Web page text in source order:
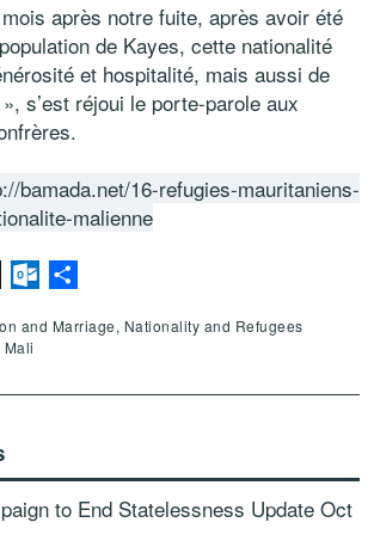
après notre fuite, après avoir été
de Kayes, cette nationalité
et hospitalité, mais aussi de
s’est réjoui le porte-parole aux
bamada.net/16-refugies-mauritaniens-
malienne
ThreadsOutlook.com
and Marriage, Nationality and Refugees
to End Statelessness Update Oct